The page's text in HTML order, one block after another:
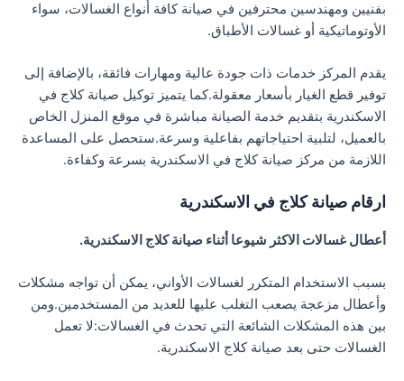
بفنيين ومهندسين محترفين في صيانة كافة أنواع الغسالات، سواء
الأوتوماتيكية أو غسالات الأطباق.
يقدم المركز خدمات ذات جودة عالية ومهارات فائقة، بالإضافة إلى
توفير قطع الغيار بأسعار معقولة.كما يتميز توكيل صيانة كلاج في
الاسكندرية بتقديم خدمة الصيانة مباشرة في موقع المنزل الخاص
بالعميل، لتلبية احتياجاتهم بفاعلية وسرعة.ستحصل على المساعدة
اللازمة من مركز صيانة كلاج في الاسكندرية بسرعة وكفاءة.
ارقام صيانة كلاج في الاسكندرية
أعطال غسالات الاكثر شيوعا أثناء صيانة كلاج الاسكندرية.
بسبب الاستخدام المتكرر لغسالات الأواني، يمكن أن تواجه مشكلات
وأعطال مزعجة يصعب التغلب عليها للعديد من المستخدمين.ومن
بين هذه المشكلات الشائعة التي تحدث في الغسالات:لا تعمل
الغسالات حتى بعد صيانة كلاج الاسكندرية.